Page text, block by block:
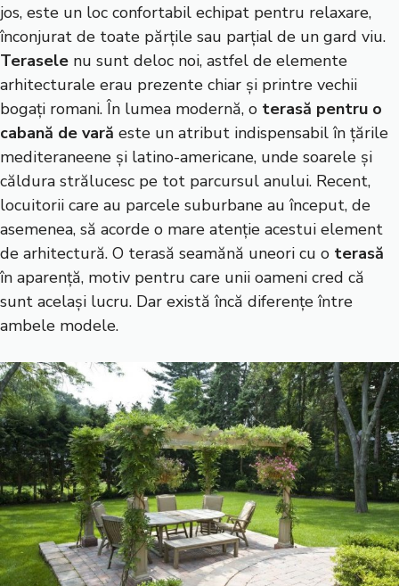
jos, este un loc confortabil echipat pentru relaxare,
înconjurat de toate părțile sau parțial de un gard viu.
Terasele nu sunt deloc noi, astfel de elemente
arhitecturale erau prezente chiar și printre vechii
bogați romani. În lumea modernă, o terasă pentru o
cabană de vară este un atribut indispensabil în țările
mediteraneene și latino-americane, unde soarele și
căldura strălucesc pe tot parcursul anului. Recent,
locuitorii care au parcele suburbane au început, de
asemenea, să acorde o mare atenție acestui element
de arhitectură. O terasă seamănă uneori cu o terasă
în aparență, motiv pentru care unii oameni cred că
sunt același lucru. Dar există încă diferențe între
ambele modele.